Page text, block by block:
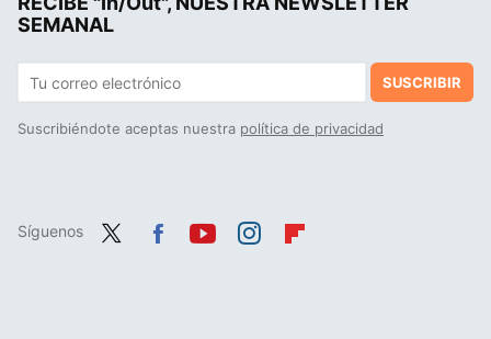
SEMANAL
SUSCRIBIR
Suscribiéndote aceptas nuestra política de privacidad
Síguenos